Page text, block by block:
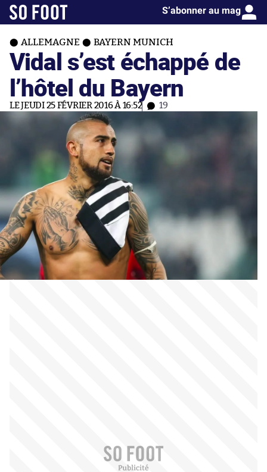
S’abonner au mag
ALLEMAGNE BAYERN MUNICH
Vidal s’est échappé de
l’hôtel du Bayern
LE JEUDI 25 FÉVRIER 2016 À 16:52 19